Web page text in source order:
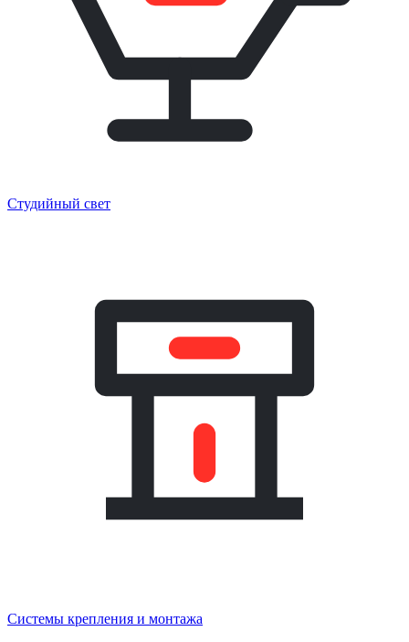
Студийный свет
Системы крепления и монтажа